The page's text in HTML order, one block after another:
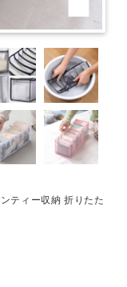
ティー収納 折りたた